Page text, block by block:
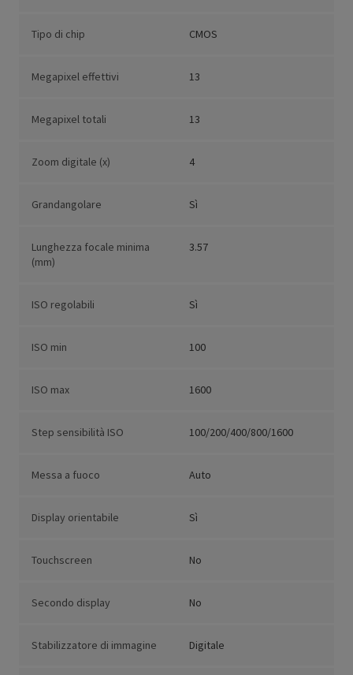
Tipo di chip CMOS
Megapixel effettivi 13
Megapixel totali 13
Zoom digitale (x) 4
Grandangolare Sì
Lunghezza focale minima
(mm)
3.57
ISO regolabili Sì
ISO min 100
ISO max 1600
Step sensibilità ISO 100/200/400/800/1600
Messa a fuoco Auto
Display orientabile Sì
Touchscreen No
Secondo display No
Stabilizzatore di immagine Digitale